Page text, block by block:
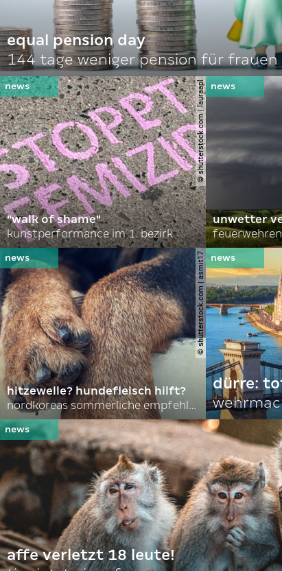
equal pension day
144 tage weniger pension für frauen
© shutterstock.com | lauraapl
"walk of shame"
kunstperformance im 1. bezirk
unwetter
© shutterstock.com | asmit17
hitzewelle? hundefleisch hilft?
nordkoreas sommerliche empfehlungen
dürre:
affe verletzt 18 leute!